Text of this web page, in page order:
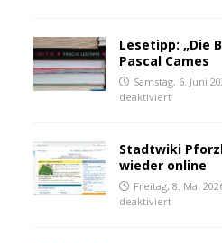
Lesetipp: „Die
Pascal Cames
Samstag, 6. Juni
deaktiviert
Stadtwiki
wieder online
Freitag, 8. Mai
deaktiviert